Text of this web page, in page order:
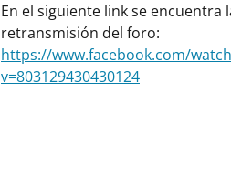
En el siguiente link se encuentra
retransmisión del foro:
https://www.facebook.com/
v=803129430430124